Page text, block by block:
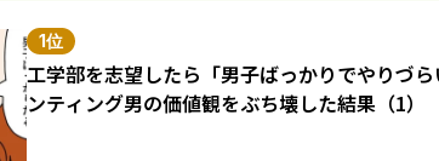
1位
工学部を志望したら「男子ばっかりでやりづ
ンティング男の価値観をぶち壊した結果（1）